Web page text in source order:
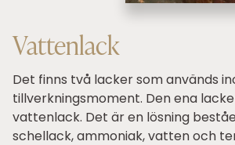
Vattenlack
Det finns två lacker som används
tillverkningsmoment. Den ena
vattenlack. Det är en lösning
schellack, ammoniak, vatten och